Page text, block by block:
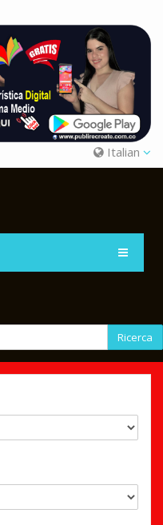
Italian
Ricerca